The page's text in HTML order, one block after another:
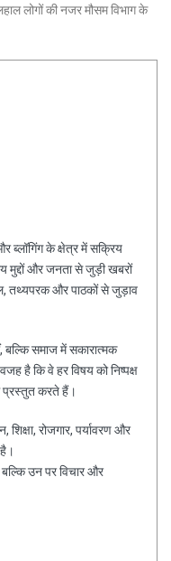
लोगों की नजर मौसम विभाग के
ब्लॉगिंग के क्षेत्र में सक्रिय
और जनता से जुड़ी खबरों
तथ्यपरक और पाठकों से जुड़ाव
बल्कि समाज में सकारात्मक
है कि वे हर विषय को निष्पक्ष
प्रस्तुत करते हैं।
रोजगार, पर्यावरण और
उन पर विचार और